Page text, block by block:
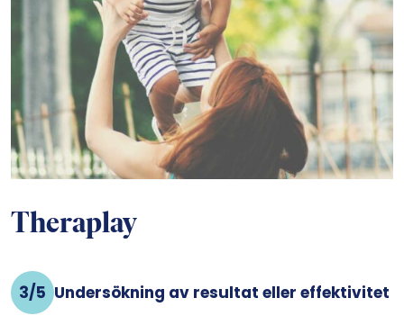
Theraplay
3/5 Undersökning av resultat eller effektivitet